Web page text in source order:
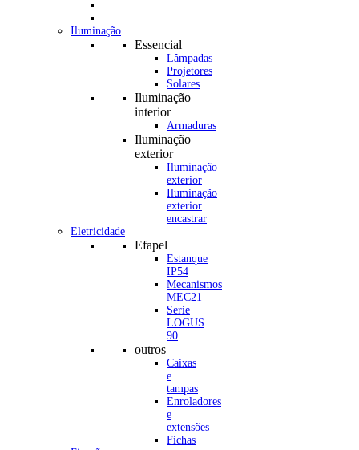
Iluminação
Essencial
Lâmpadas
Projetores
Solares
Iluminação
interior
Armaduras
Iluminação
exterior
Iluminação
exterior
Iluminação
exterior
encastrar
Eletricidade
Efapel
Estanque
IP54
Mecanismos
MEC21
Serie
LOGUS
90
outros
Caixas
e
tampas
Enroladores
e
extensões
Fichas